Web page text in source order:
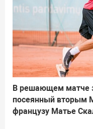
В решающем матче
посеянный вторым
французу Матье